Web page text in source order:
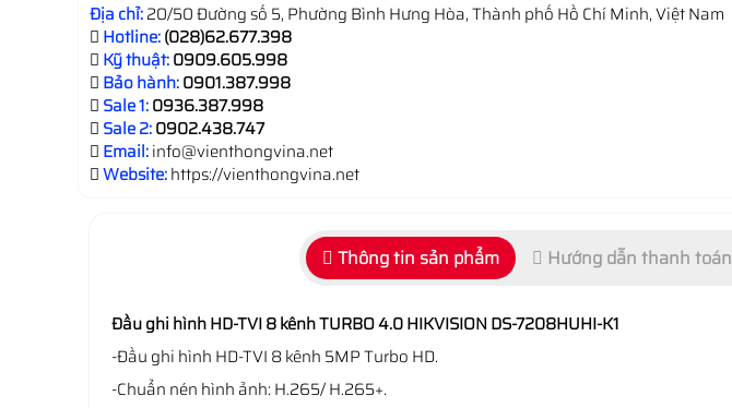
Địa chỉ:20/50 Đường số 5, Phường Bình Hưng Hòa, Thành phố Hồ Chí Minh, Việt Nam
Hotline:(028)62.677.398
Kỹ thuật:0909.605.998
Bảo hành:0901.387.998
Sale 1:0936.387.998
Sale 2:0902.438.747
Email:info@vienthongvina.net
Website:https://vienthongvina.net
Thông tin sản phẩm Hướng dẫn thanh toán
Đầu ghi hình HD-TVI 8 kênh TURBO 4.0 HIKVISION DS-7208HUHI-K1
-Đầu ghi hình HD-TVI 8 kênh 5MP Turbo HD.
-Chuẩn nén hình ảnh: H.265/ H.265+.